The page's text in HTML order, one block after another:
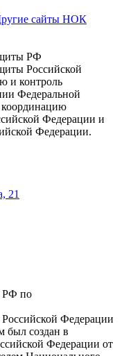
сайты НОК
РФ
Российской
и контроль
Федеральной
координацию
Федерации и
Федерации.
21
РФ по
Федерации
был создан в
Федерации от